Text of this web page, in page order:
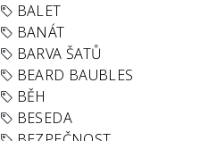
BALET
BANÁT
BARVA ŠATŮ
BEARD BAUBLES
BĚH
BESEDA